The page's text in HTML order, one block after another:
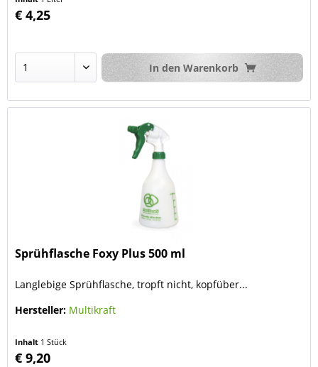
€ 4,25
In den Warenkorb
Sprühflasche Foxy Plus 500 ml
Langlebige Sprühflasche, tropft nicht, kopfüber...
Hersteller: Multikraft
Inhalt 1 Stück
€ 9,20